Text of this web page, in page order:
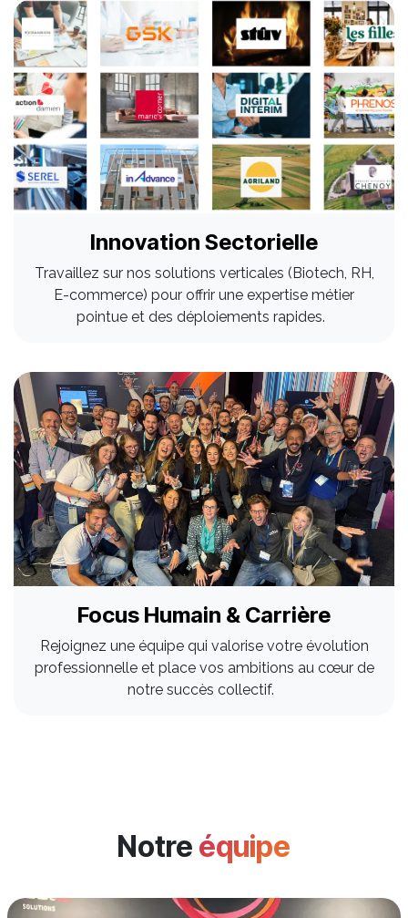
Innovation Sectorielle
Travaillez sur nos solutions verticales (Biotech, RH,
E-commerce) pour offrir une expertise métier
pointue et des déploiements rapides.
Focus Humain & Carrière
Rejoignez une équipe qui valorise votre évolution
professionnelle et place vos ambitions au cœur de
notre succès collectif.
Notre équipe